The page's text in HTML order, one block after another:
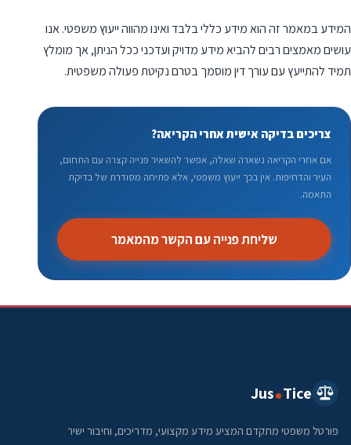
המידע במאמר זה הוא מידע כללי בלבד ואינו מהווה ייעוץ משפטי. אנו
עושים מאמצים רבים להביא מידע מדויק ועדכני ככל הניתן, אך מומלץ
תמיד להתייעץ עם עורך דין מוסמך בטרם נקיטת פעולה משפטית.
צריכים בדיקה אישית אחרי הקריאה?
אם אחרי הקריאה נשארה שאלה, אפשר להשאיר פנייה קצרה עם התחום,
העיר והדחיפות. אין בכך ייעוץ משפטי, אלא פתיחה מסודרת של בדיקת
התאמה.
שליחת פנייה עם הקשר מהמאמר
Jus Tice
פורטל משפטי מתקדם המציע מידע מקצועי, מדריכים, וחיבור ישיר